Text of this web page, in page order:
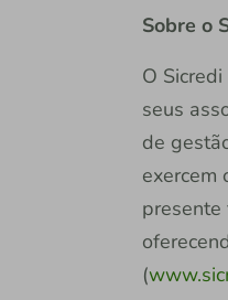
Sobre o
O
seus
de
exercem
presente
(